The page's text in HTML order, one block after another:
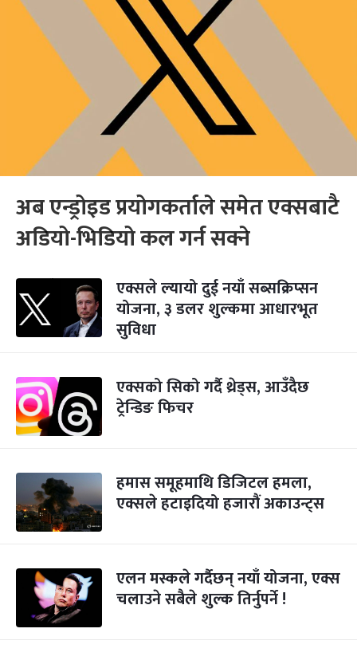
अब एन्ड्रोइड प्रयोगकर्ताले समेत एक्सबाटै
अडियो-भिडियो कल गर्न सक्ने
एक्सले ल्यायो दुई नयाँ सब्सक्रिप्सन
योजना, ३ डलर शुल्कमा आधारभूत
सुविधा
एक्सको सिको गर्दै थ्रेड्स, आउँदैछ
ट्रेन्डिङ फिचर
हमास समूहमाथि डिजिटल हमला,
एक्सले हटाइदियो हजारौं अकाउन्ट्स
एलन मस्कले गर्दैछन् नयाँ योजना, एक्स
चलाउने सबैले शुल्क तिर्नुपर्ने !